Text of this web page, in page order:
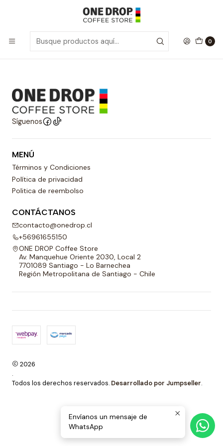
0
Café Grano Entero Grano Entero
Grano Entero
Síguenos
MENÚ
Términos y Condiciones
Política de privacidad
Politica de reembolso
CONTÁCTANOS
contacto@onedrop.cl
+56961655150
ONE DROP Coffee Store
Av. Manquehue Oriente 2030, Local 2
7701089 Santiago - Lo Barnechea
Región Metropolitana de Santiago - Chile
2026
.
Todos los derechos reservados. Desarrollado por Jumpseller.
Envíanos un mensaje de
WhatsApp